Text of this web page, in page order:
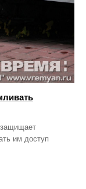
защищает
им доступ